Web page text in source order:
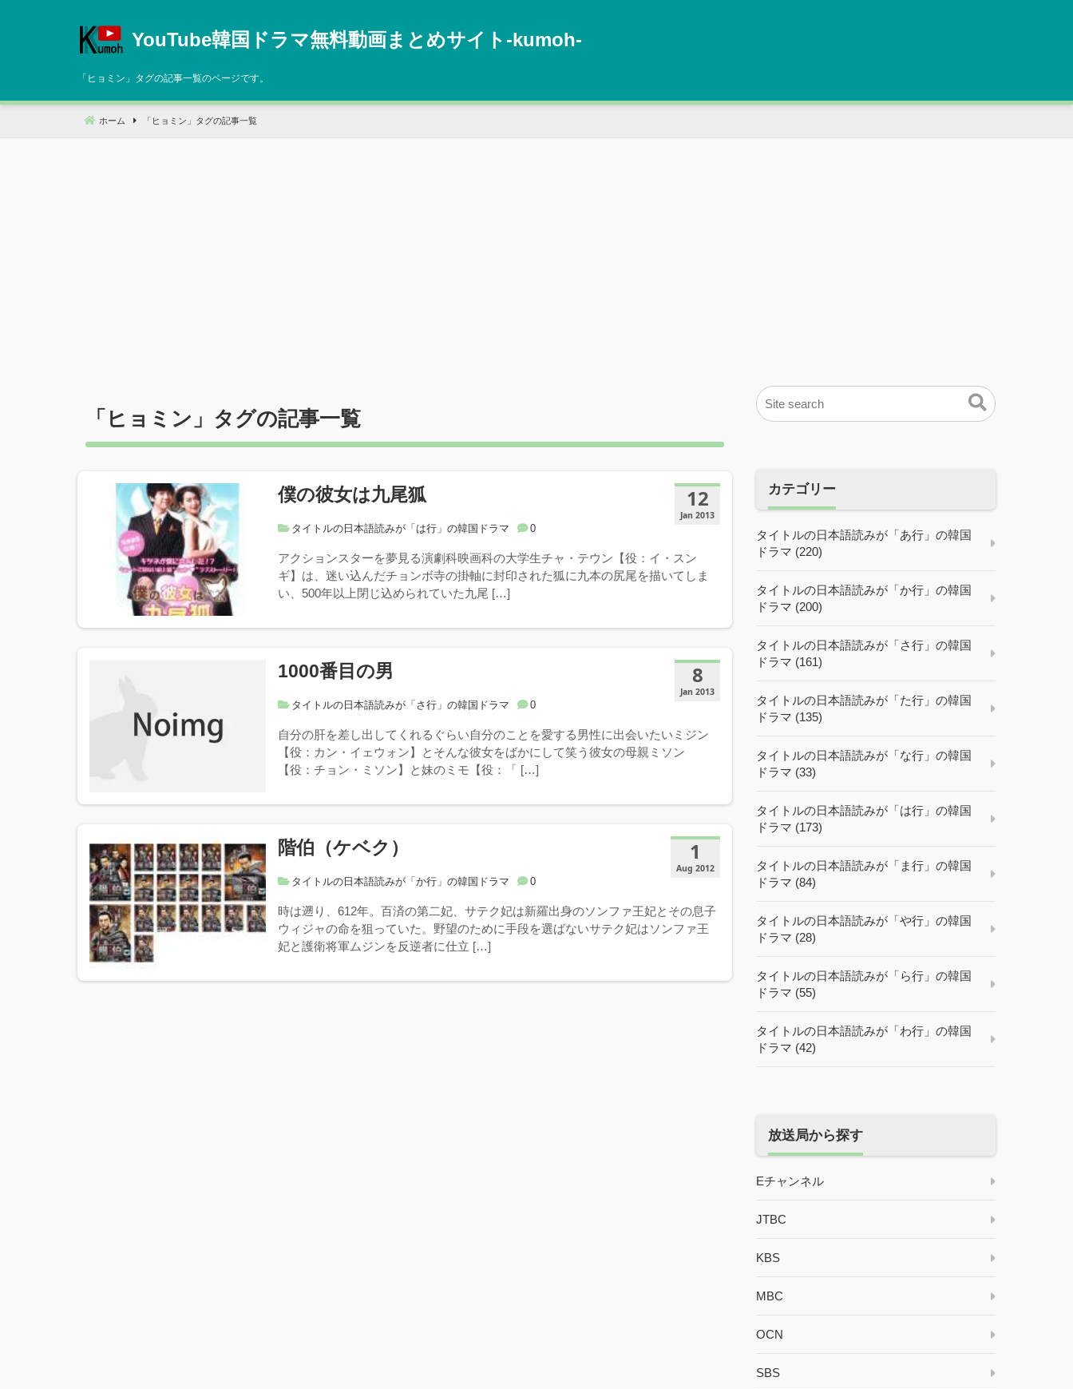
へ
動
YouTube韓国ドラマ無料動画まとめサイト‐kumoh‐
「 ヒョミン 」タグの記事一覧のページです。
ホーム 「 ヒョミン 」タグの記事一覧
「 ヒョミン 」タグの記事一覧
12
Jan 2013
僕の彼女は九尾狐
タイトルの日本語読みが「は行」の韓国ドラマ 0
アクションスターを夢見る演劇科映画科の大学生チャ・テウン【役：イ・スン
ギ】は、迷い込んだチョンボ寺の掛軸に封印された狐に九本の尻尾を描いてしま
い、500年以上閉じ込められていた九尾 […]
8
Jan 2013
1000番目の男
タイトルの日本語読みが「さ行」の韓国ドラマ 0
自分の肝を差し出してくれるぐらい自分のことを愛する男性に出会いたいミジン
【役：カン・イェウォン】とそんな彼女をばかにして笑う彼女の母親ミソン
【役：チョン・ミソン】と妹のミモ【役：「 […]
1
Aug 2012
階伯（ケベク）
タイトルの日本語読みが「か行」の韓国ドラマ 0
時は遡り、612年。百済の第二妃、サテク妃は新羅出身のソンファ王妃とその息子
ウィジャの命を狙っていた。野望のために手段を選ばないサテク妃はソンファ王
妃と護衛将軍ムジンを反逆者に仕立 […]
カテゴリー
タイトルの日本語読みが「あ行」の韓国
ドラマ (220)
タイトルの日本語読みが「か行」の韓国
ドラマ (200)
タイトルの日本語読みが「さ行」の韓国
ドラマ (161)
タイトルの日本語読みが「た行」の韓国
ドラマ (135)
タイトルの日本語読みが「な行」の韓国
ドラマ (33)
タイトルの日本語読みが「は行」の韓国
ドラマ (173)
タイトルの日本語読みが「ま行」の韓国
ドラマ (84)
タイトルの日本語読みが「や行」の韓国
ドラマ (28)
タイトルの日本語読みが「ら行」の韓国
ドラマ (55)
タイトルの日本語読みが「わ行」の韓国
ドラマ (42)
放送局から探す
Eチャンネル
JTBC
KBS
MBC
OCN
SBS